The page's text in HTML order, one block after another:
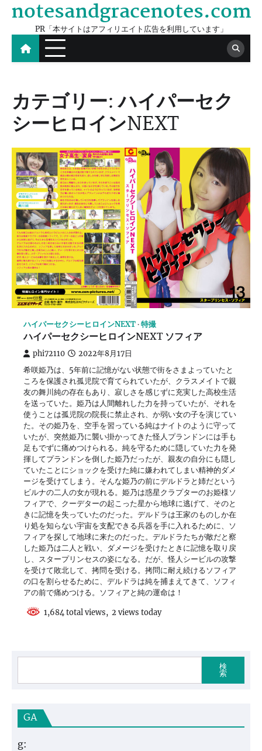
Skip
content
notesandgracenotes.com
PR「本サイトはアフィリエイト広告を利用しています」
カテゴリー:ハイパーセク
シーヒロインNEXT
ハイパーセクシーヒロインNEXT 特撮
ハイパーセクシーヒロインNEXT ソフィア
phi72110 2022年8月17日
希咲姫乃は、5年前に記憶がない状態で街をさまよっていたと
ころを保護され孤児院で育てられていたが、クラスメイトで親
友の舞川純の存在もあり、寂しさを感じずに充実した高校生活
を送っていた。姫乃は人間離れした力を持っていたが、それを
使うことは孤児院の院長に禁止され、か弱い女の子を演じてい
た。その姫乃を、空手を習っている純はナイトのように守って
いたが、突然姫乃に襲い掛かってきた怪人プランドンには手も
足もでずに痛めつけられる。純を守るために隠していた力を発
揮してプランドンを倒した姫乃だったが、親友の自分にも隠し
ていたことにショックを受けた純に嫌われてしまい精神的ダメ
ージを受けてしまう。そんな姫乃の前にデルドラと姉だという
ビルナの二人の女が現れる。姫乃は惑星クラプターのお姫様ソ
フィアで、クーデターの起こった星から地球に逃げて、そのと
きに記憶を失っていたのだった。デルドラは王家のものしか在
り処を知らない宇宙を支配できる兵器を手に入れるために、ソ
フィアを探して地球に来たのだった。デルドラたちが敵だと察
した姫乃は二人と戦い、ダメージを受けたときに記憶を取り戻
し、スタープリンセスの姿になる。だが、怪人シービルの攻撃
を受けて敗北して、拷問を受ける。拷問に耐え続けるソフィア
の口を割らせるために、デルドラは純を捕まえてきて、ソフィ
アの前で痛めつける。ソフィアと純の運命は！
1,684 total views, 2 views today
検
索
GA
g: